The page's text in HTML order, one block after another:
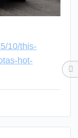
10/this-
hot-